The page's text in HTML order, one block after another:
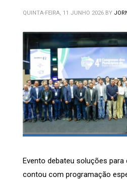
QUINTA-FEIRA, 11 JUNHO 2026 BY
Evento debateu soluções para
contou com programação